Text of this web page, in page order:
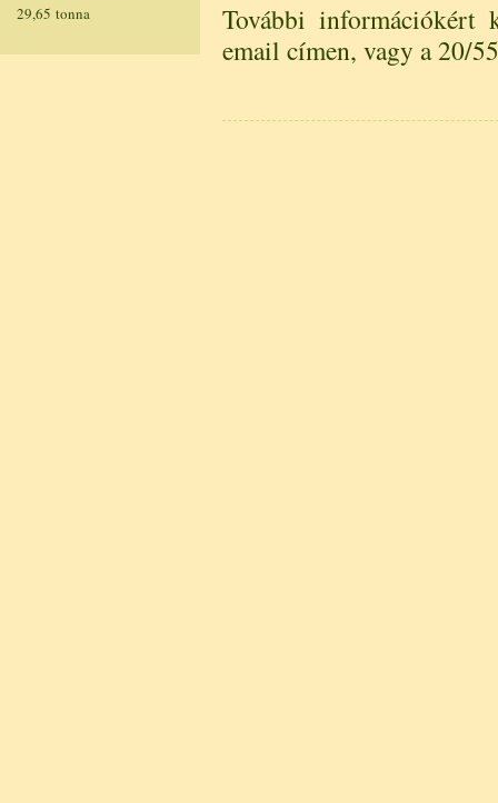
29,65 tonna
További információkért
email címen, vagy a 20/